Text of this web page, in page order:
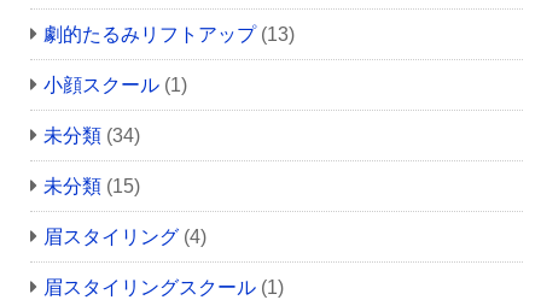
劇的たるみリフトアップ(13)
小顔スクール (1)
未分類 (34)
未分類 (15)
眉スタイリング (4)
眉スタイリングスクール (1)